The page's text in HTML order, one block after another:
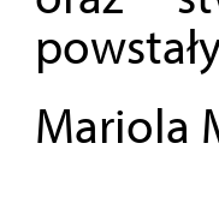
Mariola